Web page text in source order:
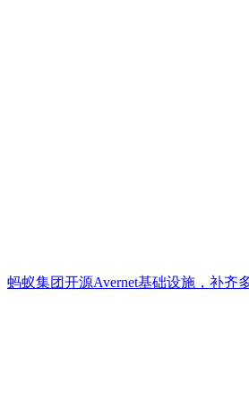
蚂蚁集团开源Avernet基础设施，补齐